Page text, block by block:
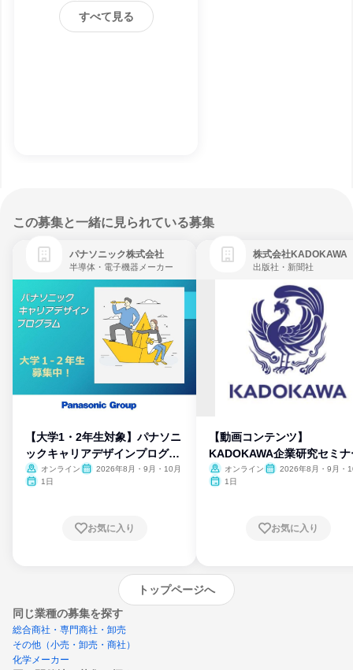
すべて見る
この募集と一緒に見られている募集
パナソニック株式会社
半導体・電子機器メーカー
【大学1・2年生対象】パナソニ
ックキャリアデザインプログラ
ム
オンライン
2026年8月・9月・10月
1日
お気に入り
株式会社KADOKAWA
出版社・新聞社
【動画コンテンツ】
KADOKAWA企業研究セミナ
オンライン
2026年8月・9月・
1日
お気に入り
トップページへ
同じ業種の募集を探す
総合商社・専門商社・卸売
その他（小売・卸売・商社）
化学メーカー